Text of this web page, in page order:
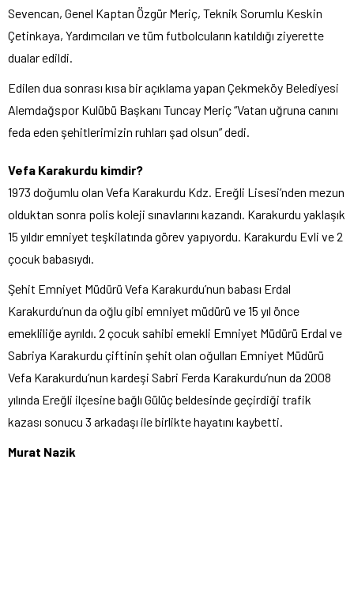
Sevencan, Genel Kaptan Özgür Meriç, Teknik Sorumlu Keskin
Çetinkaya, Yardımcıları ve tüm futbolcuların katıldığı ziyerette
dualar edildi.
Edilen dua sonrası kısa bir açıklama yapan Çekmeköy Belediyesi
Alemdağspor Kulübü Başkanı Tuncay Meriç “Vatan uğruna canını
feda eden şehitlerimizin ruhları şad olsun” dedi.
Vefa Karakurdu kimdir?
1973 doğumlu olan Vefa Karakurdu Kdz. Ereğli Lisesi’nden mezun
olduktan sonra polis koleji sınavlarını kazandı. Karakurdu yaklaşık
15 yıldır emniyet teşkilatında görev yapıyordu. Karakurdu Evli ve 2
çocuk babasıydı.
Şehit Emniyet Müdürü Vefa Karakurdu’nun babası Erdal
Karakurdu’nun da oğlu gibi emniyet müdürü ve 15 yıl önce
emekliliğe ayrıldı. 2 çocuk sahibi emekli Emniyet Müdürü Erdal ve
Sabriya Karakurdu çiftinin şehit olan oğulları Emniyet Müdürü
Vefa Karakurdu’nun kardeşi Sabri Ferda Karakurdu’nun da 2008
yılında Ereğli ilçesine bağlı Gülüç beldesinde geçirdiği trafik
kazası sonucu 3 arkadaşı ile birlikte hayatını kaybetti.
Murat Nazik